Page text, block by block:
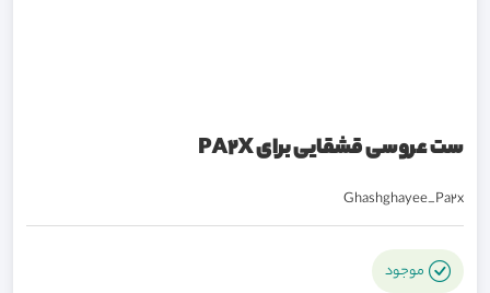
ست عروسی قشقایی برای PA2X
Ghashghayee_Pa2x
موجود